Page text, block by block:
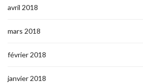
avril 2018
mars 2018
février 2018
janvier 2018